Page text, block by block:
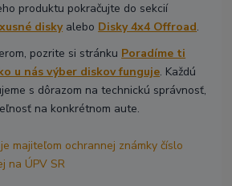
produktu pokračujte do sekcií
diskyalebo Disky 4x4 Offroad.
pozrite si stránku Poradíme ti
u nás výber diskov funguje. Každú
s dôrazom na technickú správnosť,
na konkrétnom aute.
majiteľom ochrannej známky číslo
na ÚPV SR